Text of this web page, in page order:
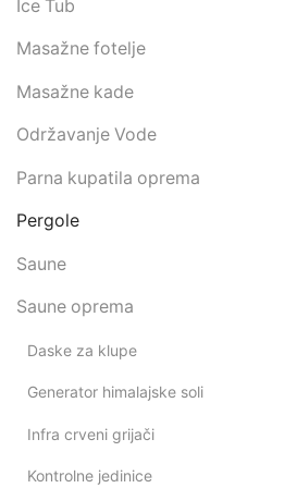
Ice Tub
Masažne fotelje
Masažne kade
Održavanje Vode
Parna kupatila oprema
Pergole
Saune
Saune oprema
Daske za klupe
Generator himalajske soli
Infra crveni grijači
Kontrolne jedinice